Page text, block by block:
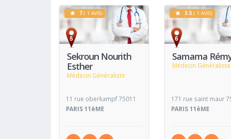
Sekroun Nourith
Esther
Médecin Généraliste
Voir
7 ( 1 AVIS)
11 rue oberkampf 75011
PARIS 11èME
Samama
Médecin Généraliste
Fiche
3.5( 1 AVIS)
171 rue saint maur
PARIS 11èME